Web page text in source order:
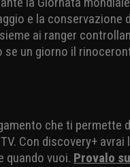
e la
ai ranger
un giorno il
che ti permette
Con discovery+
quando vuoi. Provalo